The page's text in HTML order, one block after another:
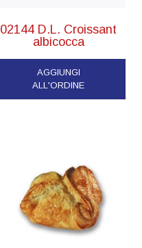
02144 D.L. Croissant
albicocca
AGGIUNGI
ALL'ORDINE